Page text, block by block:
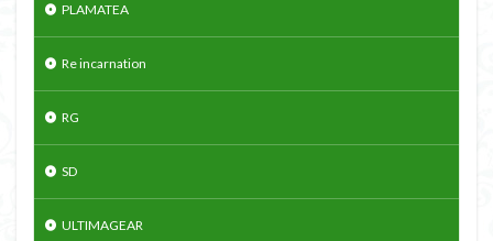
PLAMATEA
Re incarnation
RG
SD
ULTIMAGEAR